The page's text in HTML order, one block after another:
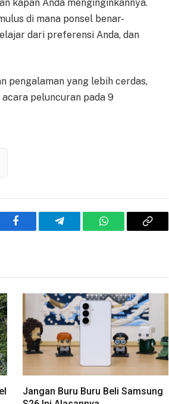
kapan Anda menginginkannya.
di mana ponsel benar-
dari preferensi Anda, dan
pengalaman yang lebih cerdas,
peluncuran pada 9
Facebook Telegram WhatsAppCopy
Jangan Buru Buru Beli Samsung